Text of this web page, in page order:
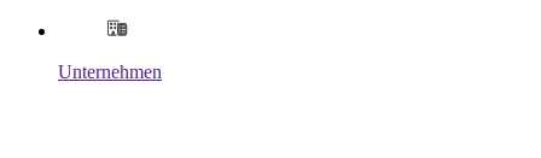
Unternehmen